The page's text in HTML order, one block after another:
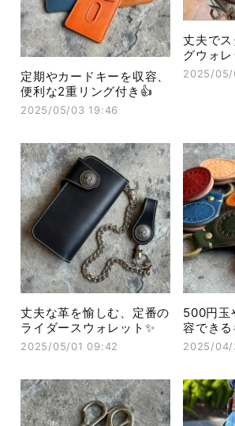
定期やカードキーを収容、
便利な2重リング付き👍
2025/05/03 19:46
丈夫で
グウォ
2025/05/
丈夫な革を愉しむ、定番の
ライダースウォレット✨
2025/05/01 09:42
500円玉
容でき
2025/